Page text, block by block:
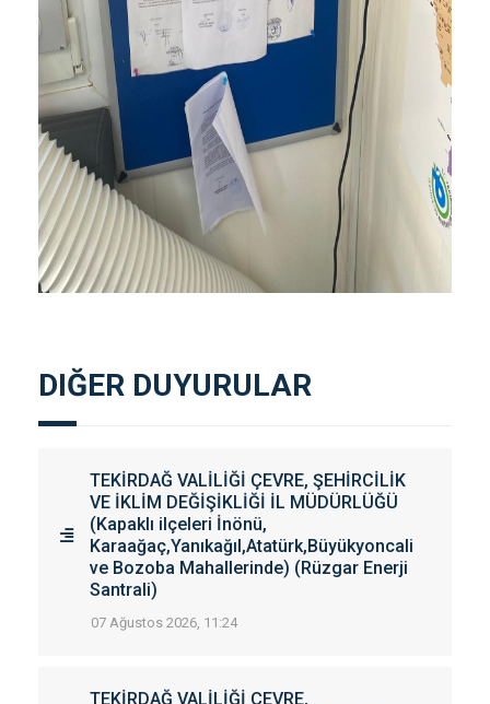
DIĞER DUYURULAR
TEKİRDAĞ VALİLİĞİ ÇEVRE, ŞEHİRCİLİK
VE İKLİM DEĞİŞİKLİĞİ İL MÜDÜRLÜĞÜ
(Kapaklı ilçeleri İnönü,
Karaağaç,Yanıkağıl,Atatürk,Büyükyoncali
ve Bozoba Mahallerinde) (Rüzgar Enerji
Santrali)
07 Ağustos 2026, 11:24
TEKİRDAĞ VALİLİĞİ ÇEVRE,